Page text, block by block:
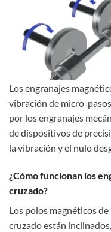
Los engranajes
vibración de micro-
por los engranajes
de dispositivos de
la vibración y el nulo
¿Cómo funcionan los
cruzado?
Los polos magnéticos
cruzado están